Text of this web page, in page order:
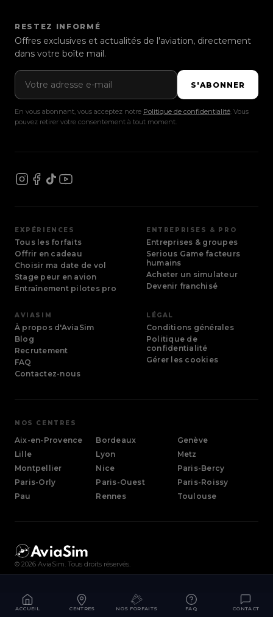
RESTEZ INFORMÉ
Offres exclusives et actualités de l'aviation, directement
dans votre boîte mail.
Adresse e-mail
S'ABONNER
En vous abonnant, vous acceptez notre Politique de confidentialité. Vous
pouvez retirer votre consentement à tout moment.
EXPÉRIENCES
Tous les forfaits
Offrir en cadeau
Choisir ma date de vol
Stage peur en avion
Entraînement pilotes pro
ENTREPRISES & PRO
Entreprises & groupes
Serious Game facteurs
humains
Acheter un simulateur
Devenir franchisé
AVIASIM
À propos d'AviaSim
Blog
Recrutement
FAQ
Contactez-nous
LÉGAL
Conditions générales
Politique de
confidentialité
Gérer les cookies
NOS CENTRES
Aix-en-Provence Bordeaux
Genève
Lille
Lyon
Metz
Montpellier
Nice
Paris-Bercy
Paris-Orly
Paris-Ouest
Paris-Roissy
Pau
Rennes Toulouse
© 2026 AviaSim. Tous droits réservés.
ACCUEIL CENTRES NOS FORFAITS FAQ CONTACT